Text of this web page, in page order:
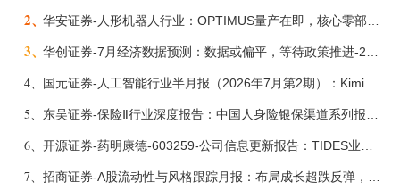
2、
3、
4、
5、
6、
7、